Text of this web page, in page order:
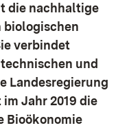
die nachhaltige
biologischen
verbindet
und
Landesregierung
Jahr 2019 die
Bioökonomie